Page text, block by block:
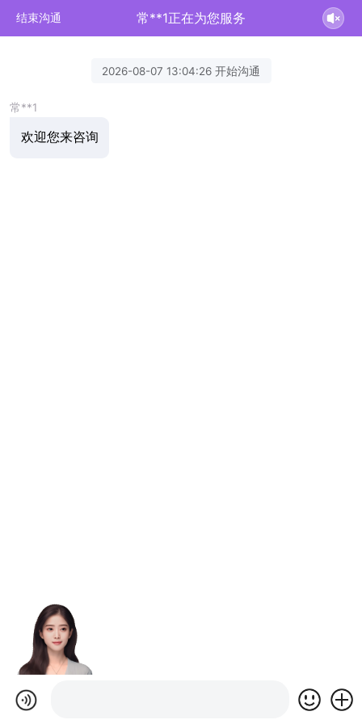
结束沟通 常**1正在为您服务
2026-08-07 13:04:26 开始沟通
常**1
欢迎您来咨询